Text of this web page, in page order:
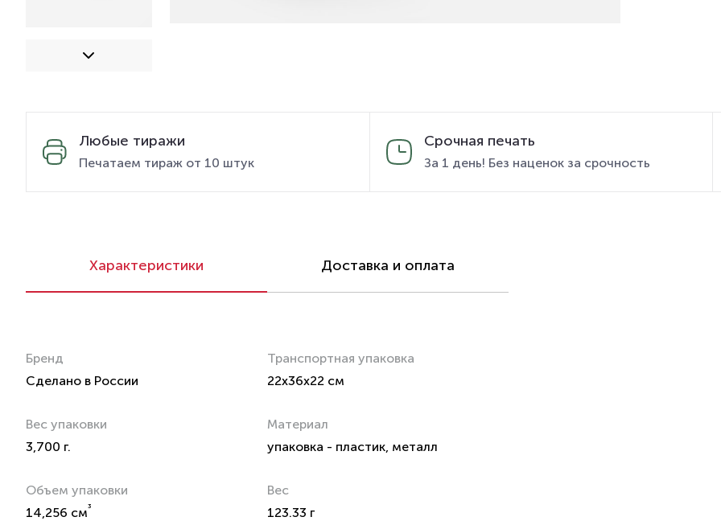
Любые тиражи
Печатаем тираж от 10 штук
Срочная печать
За 1 день! Без наценок за срочность
Характеристики Доставка и оплата
Бренд
Сделано в России
Транспортная упаковка
22x36x22 см
Вес упаковки
3,700 г.
Материал
упаковка - пластик, металл
Объем упаковки
14,256 см³
Вес
123.33 г